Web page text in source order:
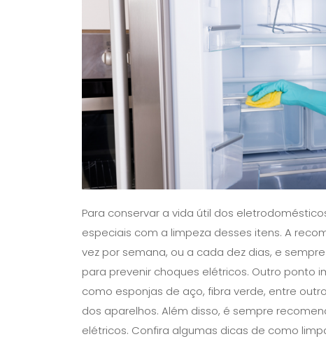
Para conservar a vida útil dos
especiais com a limpeza desses itens. A
vez por semana, ou a cada dez dias, e
para prevenir choques elétricos. Outro ponto
como esponjas de aço, fibra verde, entre
dos aparelhos. Além disso, é sempre
elétricos. Confira algumas dicas de como